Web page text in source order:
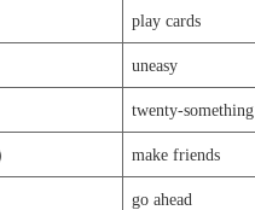
play cards
uneasy
twenty-something
make friends
go ahead